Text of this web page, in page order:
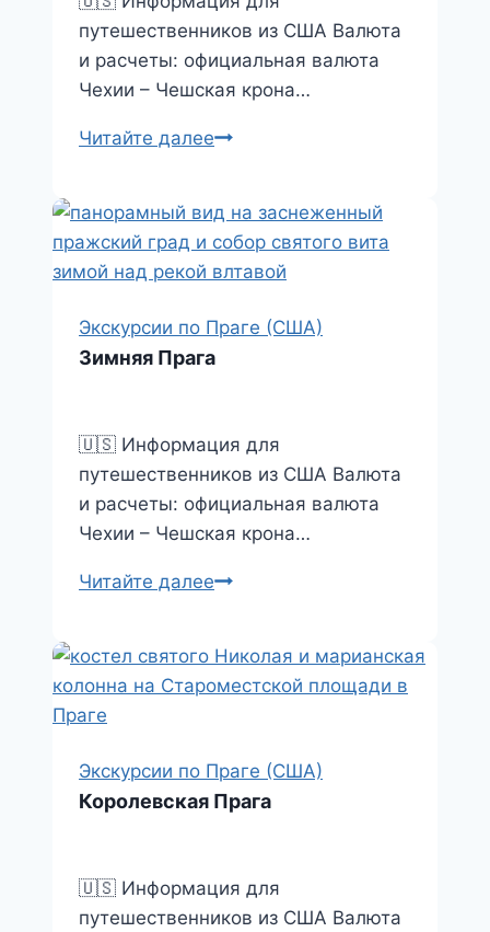
путешественников из США Валюта
и расчеты: официальная валюта
Чехии – Чешская крона…
Читайте далееПрага
технологий
Экскурсии по Праге (США)
Зимняя Прага
🇺🇸 Информация для
путешественников из США Валюта
и расчеты: официальная валюта
Чехии – Чешская крона…
Читайте далееЗимняя
Экскурсии по Праге (США)
Королевская Прага
🇺🇸 Информация для
путешественников из США Валюта